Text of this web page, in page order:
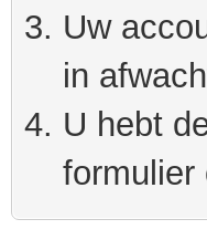
Uw
in
U hebt
formulier